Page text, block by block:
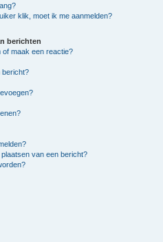
klik, moet ik me aanmelden?
berichten
of maak een reactie?
bericht?
van een bericht?